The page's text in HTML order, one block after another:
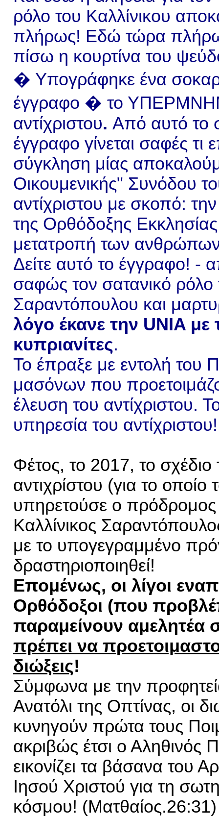
ρόλο του Καλλίνικου
πλήρως! Εδώ τώρα
πίσω η κουρτίνα του
� Υπογράφηκε ένα
έγγραφο � το
αντίχριστου. Από αυτό το
έγγραφο γίνεται σαφές τι
σύγκληση μίας
Οικουμενικής" Συνόδου
αντίχριστου με σκοπό:
της Ορθόδοξης Εκκλησίας
μετατροπή των
Δείτε αυτό το έγγραφο! -
σαφώς τον σατανικό ρόλο
Σαραντόπουλου και
λόγο έκανε την UNIA με
κυπριανίτες.
Το έπραξε με εντολή του
μασόνων που
έλευση του αντίχριστου.
υπηρεσία του αντίχριστου!
Φέτος, το 2017, το σχέδιο
αντιχρίστου (για το οποίο
υπηρετούσε ο πρόδρομος
Καλλίνικος
με το υπογεγραμμένο
δραστηριοποιηθεί!
Επομένως, οι λίγοι
Ορθόδοξοι (που
παραμείνουν αμελητέα
πρέπει να
διώξεις!
Σύμφωνα με την
Ανατόλι της Οπτίνας, οι
κυνηγούν πρώτα τους
ακριβώς έτσι ο Αληθινός
εικονίζει τα βάσανα του
Ιησού Χριστού για τη
κόσμου! (Ματθαίος.26:31)